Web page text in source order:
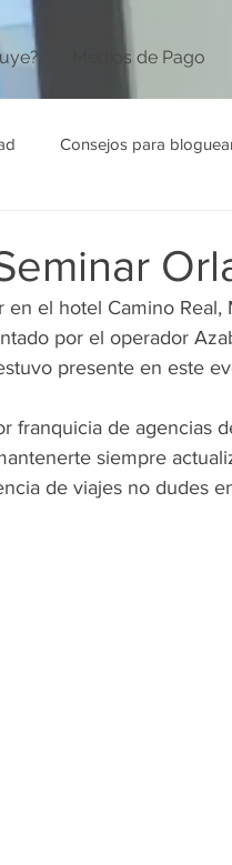
Medios de Pago
Consejos para
el hotel Camino
por el operador
presente en este
franquicia de agencias
siempre
de viajes no dudes